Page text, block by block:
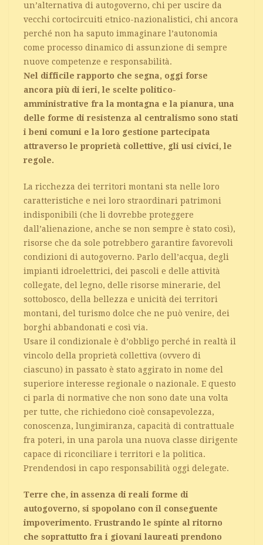
un’alternativa di autogoverno, chi per uscire da
vecchi cortocircuiti etnico-nazionalistici, chi ancora
perché non ha saputo immaginare l’autonomia
come processo dinamico di assunzione di sempre
nuove competenze e responsabilità.
Nel difficile rapporto che segna, oggi forse
ancora più di ieri, le scelte politico-
amministrative fra la montagna e la pianura, una
delle forme di resistenza al centralismo sono stati
i beni comuni e la loro gestione partecipata
attraverso le proprietà collettive, gli usi civici, le
regole.
La ricchezza dei territori montani sta nelle loro
caratteristiche e nei loro straordinari patrimoni
indisponibili (che li dovrebbe proteggere
dall’alienazione, anche se non sempre è stato così),
risorse che da sole potrebbero garantire favorevoli
condizioni di autogoverno. Parlo dell’acqua, degli
impianti idroelettrici, dei pascoli e delle attività
collegate, del legno, delle risorse minerarie, del
sottobosco, della bellezza e unicità dei territori
montani, del turismo dolce che ne può venire, dei
borghi abbandonati e così via.
Usare il condizionale è d’obbligo perché in realtà il
vincolo della proprietà collettiva (ovvero di
ciascuno) in passato è stato aggirato in nome del
superiore interesse regionale o nazionale. E questo
ci parla di normative che non sono date una volta
per tutte, che richiedono cioè consapevolezza,
conoscenza, lungimiranza, capacità di contrattuale
fra poteri, in una parola una nuova classe dirigente
capace di riconciliare i territori e la politica.
Prendendosi in capo responsabilità oggi delegate.
Terre che, in assenza di reali forme di
autogoverno, si spopolano con il conseguente
impoverimento. Frustrando le spinte al ritorno
che soprattutto fra i giovani laureati prendono